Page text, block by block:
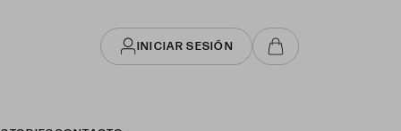
INICIAR SESIÓN